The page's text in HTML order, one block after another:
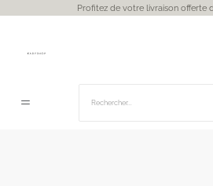
Profitez de votre livraison offerte